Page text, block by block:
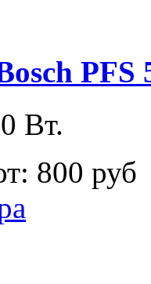
PFS
Вт.
800 руб